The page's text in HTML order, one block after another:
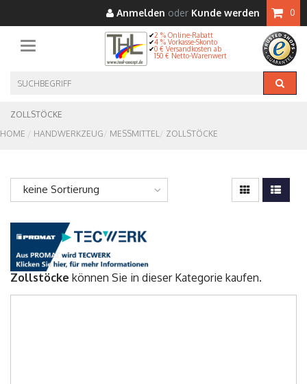
Anmelden oder Kunde werden 0
Toggle navigation
2 % Online-Rabatt
4 % Vorkasse-Skonto
0 € Versandkosten ab
150 € Netto-Warenwert
ZOLLSTÖCKE
HOME
HANDWERKZEUG MESSMITTEL ZOLLSTÖCKE
keine Sortierung
Zollstöcke können Sie in dieser Kategorie kaufen.